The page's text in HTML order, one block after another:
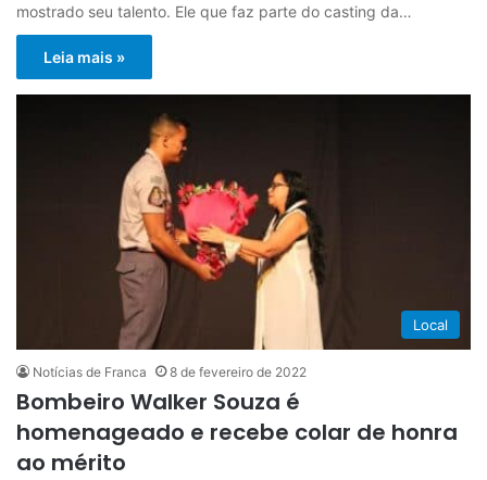
mostrado seu talento. Ele que faz parte do casting da…
Leia mais »
Local
Notícias de Franca 8 de fevereiro de 2022
Bombeiro Walker Souza é
homenageado e recebe colar de honra
ao mérito